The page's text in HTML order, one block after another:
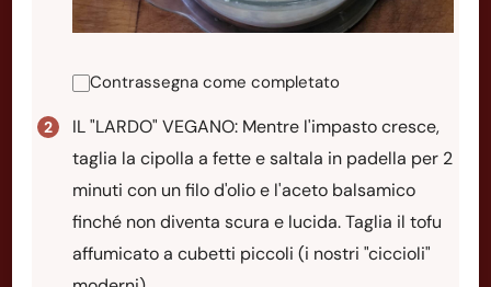
Contrassegna come completato
IL "LARDO" VEGANO: Mentre l'impasto cresce,
taglia la cipolla a fette e saltala in padella per 2
minuti con un filo d'olio e l'aceto balsamico
finché non diventa scura e lucida. Taglia il tofu
affumicato a cubetti piccoli (i nostri "ciccioli"